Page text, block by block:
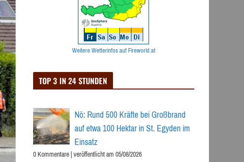
Weitere Wetterinfos auf Fireworld.at
TOP 3 IN 24 STUNDEN
Nö: Rund 500 Kräfte bei Großbrand
auf etwa 100 Hektar in St. Egyden im
Einsatz
0 Kommentare|veröffentlicht am 05/08/2026